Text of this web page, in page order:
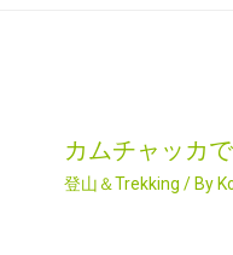
カムチャッカ
登山＆Trekking / By